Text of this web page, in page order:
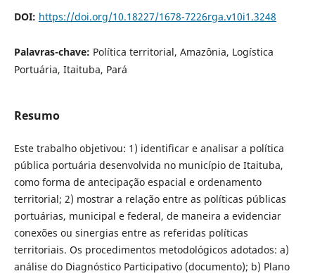
DOI: https://doi.org/10.18227/1678-7226rga.v10i1.3248
Palavras-chave: Política territorial, Amazônia, Logística
Portuária, Itaituba, Pará
Resumo
Este trabalho objetivou: 1) identificar e analisar a política
pública portuária desenvolvida no município de Itaituba,
como forma de antecipação espacial e ordenamento
territorial; 2) mostrar a relação entre as políticas públicas
portuárias, municipal e federal, de maneira a evidenciar
conexões ou sinergias entre as referidas políticas
territoriais. Os procedimentos metodológicos adotados: a)
análise do Diagnóstico Participativo (documento); b) Plano